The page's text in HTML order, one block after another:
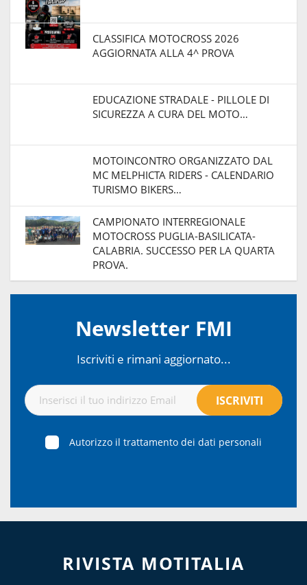
CLASSIFICA MOTOCROSS 2026
AGGIORNATA ALLA 4^ PROVA
EDUCAZIONE STRADALE - PILLOLE DI
SICUREZZA A CURA DEL MOTO…
MOTOINCONTRO ORGANIZZATO DAL
MC MELPHICTA RIDERS - CALENDARIO
TURISMO BIKERS…
CAMPIONATO INTERREGIONALE
MOTOCROSS PUGLIA-BASILICATA-
CALABRIA. SUCCESSO PER LA QUARTA
PROVA.
Newsletter FMI
Iscriviti e rimani aggiornato...
Autorizzo il trattamento dei dati personali
RIVISTA MOTITALIA